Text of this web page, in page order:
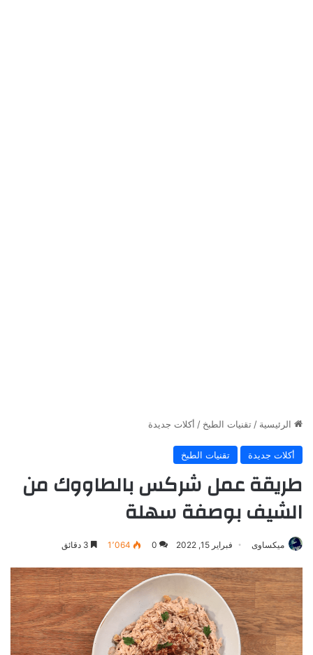
الرئيسية / تقنيات الطبخ / أكلات جديدة
أكلات جديدة تقنيات الطبخ
طريقة عمل شركس بالطاووك من
الشيف بوصفة سهلة
ميكساوى فبراير 15, 2022 0 1٬064